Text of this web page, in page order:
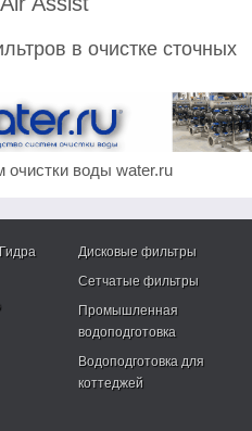
в очистке сточных
очистки воды water.ru
Дисковые фильтры
Сетчатые фильтры
Промышленная
водоподготовка
Водоподготовка для
коттеджей